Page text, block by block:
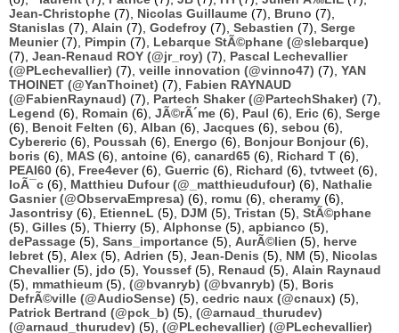
Jean-Christophe (7), Nicolas Guillaume (7), Bruno (7),
Stanislas (7), Alain (7), Godefroy (7), Sebastien (7), Serge
Meunier(7), Pimpin (7), Lebarque StÃ©phane (@slebarque)
(7), Jean-Renaud ROY (@jr_roy) (7), Pascal Lechevallier
(@PLechevallier) (7), veille innovation (@vinno47) (7), YAN
THOINET (@YanThoinet) (7), Fabien RAYNAUD
(@FabienRaynaud) (7), Partech Shaker (@PartechShaker) (7),
Legend (6), Romain (6), JÃ©rÃ´me (6), Paul (6), Eric (6), Serge
(6), Benoit Felten (6), Alban (6), Jacques (6), sebou (6),
Cybereric (6), Poussah (6), Energo (6), Bonjour Bonjour(6),
boris (6), MAS (6), antoine (6), canard65 (6), Richard T (6),
PEAI60 (6), Free4ever(6), Guerric (6), Richard (6), tvtweet (6),
loÃ¯c (6), Matthieu Dufour (@_matthieudufour) (6), Nathalie
Gasnier (@ObservaEmpresa) (6), romu (6), cheramy (6),
Jasontrisy (6), EtienneL (5), DJM (5), Tristan (5), StÃ©phane
(5), Gilles (5), Thierry (5), Alphonse (5), apbianco (5),
dePassage (5), Sans_importance (5), AurÃ©lien (5), herve
lebret (5), Alex (5), Adrien (5), Jean-Denis (5), NM (5), Nicolas
Chevallier(5), jdo (5), Youssef (5), Renaud (5), Alain Raynaud
(5), mmathieum (5), (@bvanryb) (@bvanryb) (5), Boris
DefrÃ©ville (@AudioSense) (5), cedric naux (@cnaux) (5),
Patrick Bertrand (@pck_b) (5), (@arnaud_thurudev)
(@arnaud_thurudev) (5), (@PLechevallier) (@PLechevallier)